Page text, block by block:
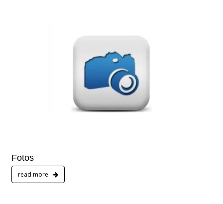
Fotos
read more